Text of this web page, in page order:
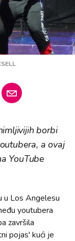
borbi
a ovaj
YouTube
u Los Angelesu
youtubera
završila
pojas' kući je